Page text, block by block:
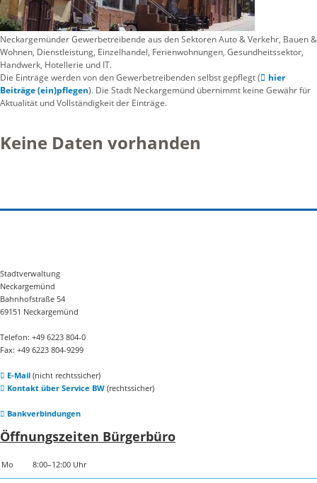
Neckargemünder Gewerbetreibende aus den Sektoren Auto & Verkehr, Bauen &
Wohnen, Dienstleistung, Einzelhandel, Ferienwohnungen, Gesundheitssektor,
Handwerk, Hotellerie und IT.
Die Einträge werden von den Gewerbetreibenden selbst gepflegt (
hier
Beiträge (ein)pflegen). Die Stadt Neckargemünd übernimmt keine Gewähr für
Aktualität und Vollständigkeit der Einträge.
Keine Daten vorhanden
Stadtverwaltung
Neckargemünd
Bahnhofstraße 54
69151 Neckargemünd
Telefon: +49 6223 804-0
Fax: +49 6223 804-9299
E-Mail(nicht rechtssicher)
Kontakt über Service BW(rechtssicher)
Bankverbindungen
Öffnungszeiten Bürgerbüro
Mo 8:00–12:00 Uhr